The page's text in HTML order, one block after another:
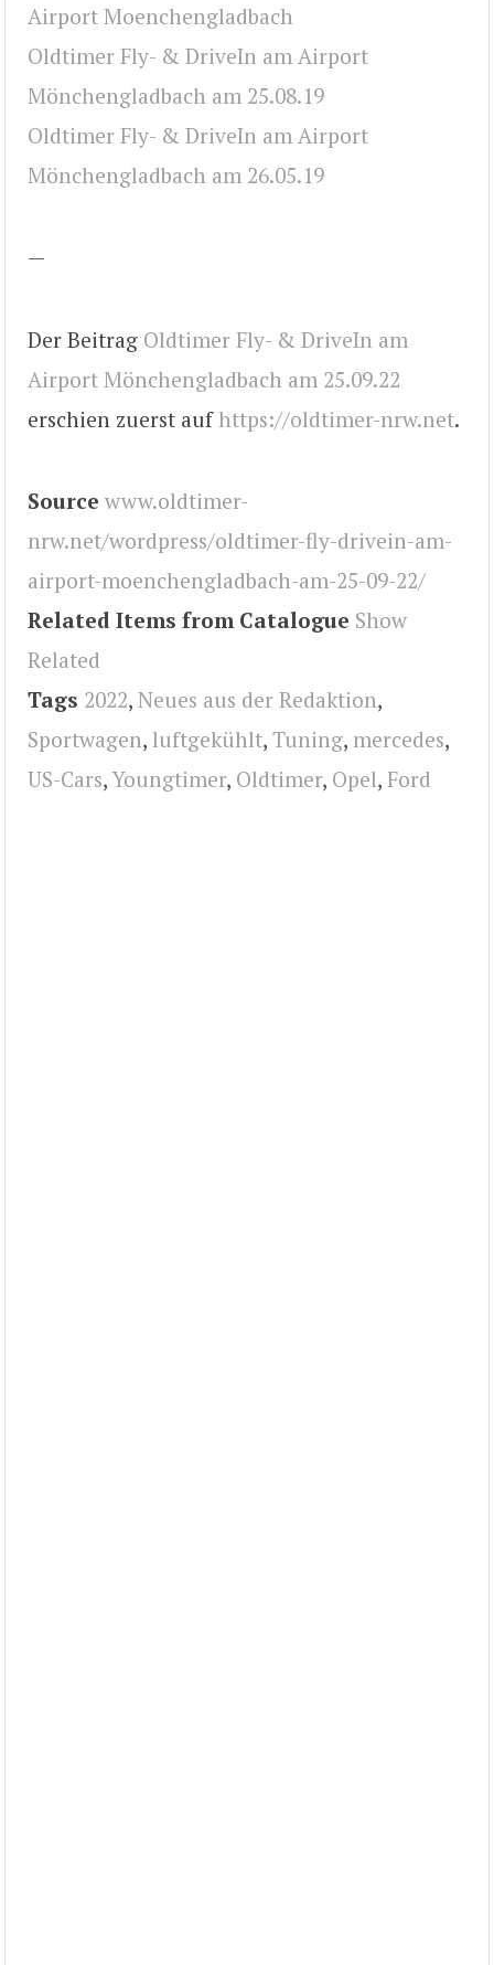
Airport Moenchengladbach
Oldtimer Fly- & DriveIn am Airport
Mönchengladbach am 25.08.19
Oldtimer Fly- & DriveIn am Airport
Mönchengladbach am 26.05.19
—
Der Beitrag Oldtimer Fly- & DriveIn am
Airport Mönchengladbach am 25.09.22
erschien zuerst auf https://oldtimer-nrw.net.
Source www.oldtimer-
nrw.net/wordpress/oldtimer-fly-drivein-am-
airport-moenchengladbach-am-25-09-22/
Related Items from Catalogue Show
Related
Tags 2022, Neues aus der Redaktion,
Sportwagen, luftgekühlt, Tuning, mercedes,
US-Cars,Youngtimer, Oldtimer, Opel, Ford